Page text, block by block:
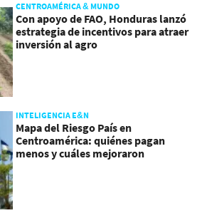
CENTROAMÉRICA & MUNDO
Con apoyo de FAO, Honduras lanzó
estrategia de incentivos para atraer
inversión al agro
INTELIGENCIA E&N
Mapa del Riesgo País en
Centroamérica: quiénes pagan
menos y cuáles mejoraron